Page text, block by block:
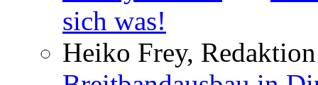
sich was!
Heiko Frey,